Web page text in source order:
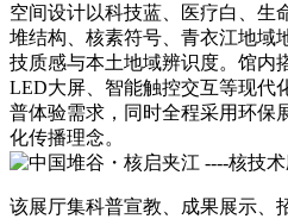
空间设计以科技蓝、医疗白、生
堆结构、核素符号、青衣江地域
技质感与本土地域辨识度。馆内
LED大屏、智能触控交互等现代
普体验需求，同时全程采用环保
化传播理念。
该展厅集科普宣教、成果展示、